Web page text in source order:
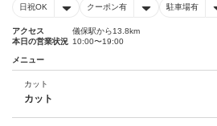
日祝OK クーポン有 駐車場有
アクセス
儀保駅から13.8km
本日の営業状況 10:00〜19:00
メニュー
カット
カット